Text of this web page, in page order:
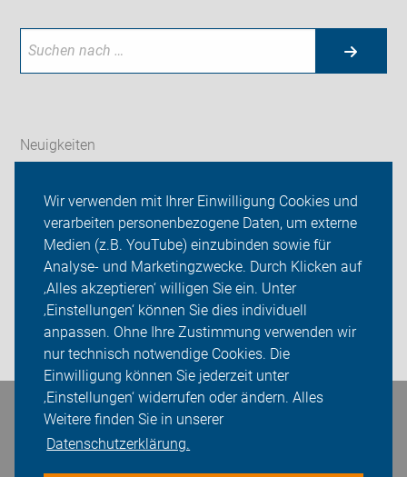
Wir verwenden mit Ihrer Einwilligung Cookies und
verarbeiten personenbezogene Daten, um externe
Medien (z.B. YouTube) einzubinden sowie für
Analyse- und Marketingzwecke. Durch Klicken auf
‚Alles akzeptieren‘ willigen Sie ein. Unter
‚Einstellungen‘ können Sie dies individuell
anpassen. Ohne Ihre Zustimmung verwenden wir
nur technisch notwendige Cookies. Die
Einwilligung können Sie jederzeit unter
‚Einstellungen‘ widerrufen oder ändern. Alles
Weitere finden Sie in unserer
Datenschutzerklärung.
Neuigkeiten
Radfahren in Herne
Sei dabei
Presse
Login
Bleiben Sie in Kontakt